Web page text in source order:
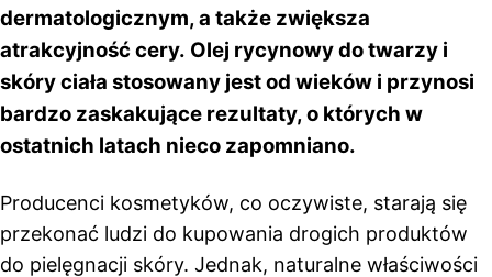
dermatologicznym, a także zwiększa
atrakcyjność cery. Olej rycynowy do twarzy i
skóry ciała stosowany jest od wieków i przynosi
bardzo zaskakujące rezultaty, o których w
ostatnich latach nieco zapomniano.
Producenci kosmetyków, co oczywiste, starają się
przekonać ludzi do kupowania drogich produktów
do pielęgnacji skóry. Jednak, naturalne właściwości